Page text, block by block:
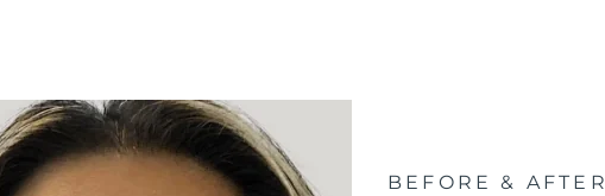
BEFORE & AFTER